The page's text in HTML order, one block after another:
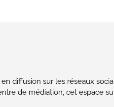
diffusion sur les réseaux
de médiation, cet espace